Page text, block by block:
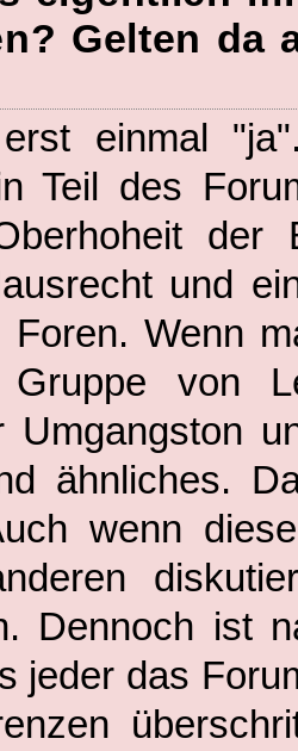
Gelten da
einmal
Teil des
der
und
Foren. Wenn
Gruppe von
Umgangston
ähnliches.
wenn
Dennoch ist
jeder das